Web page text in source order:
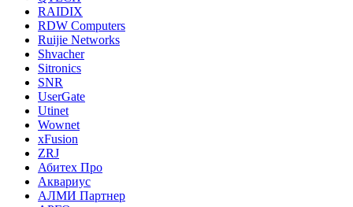
RAIDIX
RDW Computers
Ruijie Networks
Shvacher
Sitronics
SNR
UserGate
Utinet
Wownet
xFusion
ZRJ
Абитех Про
Аквариус
АЛМИ Партнер